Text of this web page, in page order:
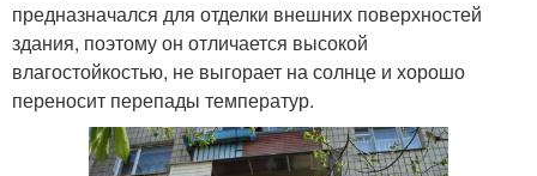
предназначался для отделки внешних поверхностей
здания, поэтому он отличается высокой
влагостойкостью, не выгорает на солнце и хорошо
переносит перепады температур.